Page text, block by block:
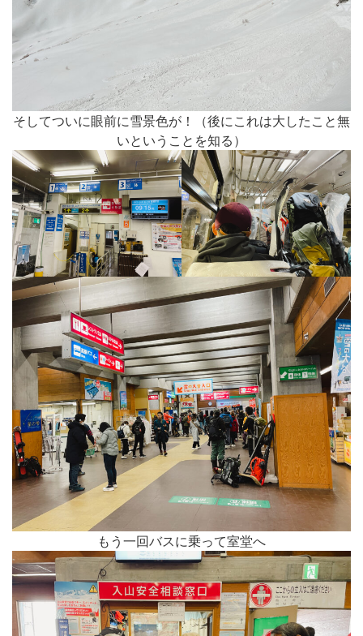
そしてついに眼前に雪景色が！（後にこれは大したこと無
いということを知る）
もう一回バスに乗って室堂へ